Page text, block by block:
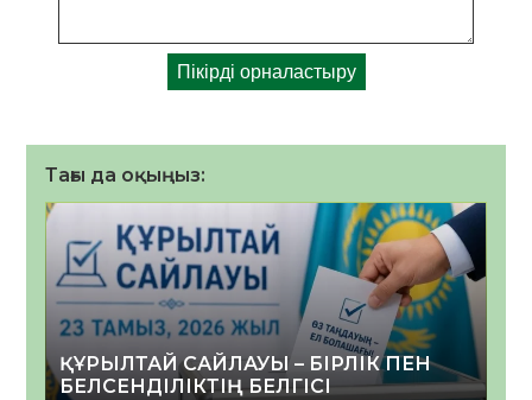
Тағы да оқыңыз:
ҚҰРЫЛТАЙ САЙЛАУЫ – БІРЛІК ПЕН
БЕЛСЕНДІЛІКТІҢ БЕЛГІСІ